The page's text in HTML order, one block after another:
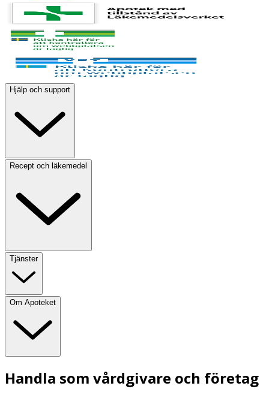
Hjälp och support
Recept och läkemedel
Tjänster
Om Apoteket
Handla som vårdgivare och företag